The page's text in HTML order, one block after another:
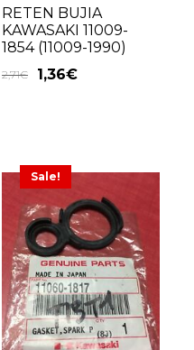
RETEN BUJIA
KAWASAKI 11009-
1854 (11009-1990)
2,71€ 1,36€
Sale!